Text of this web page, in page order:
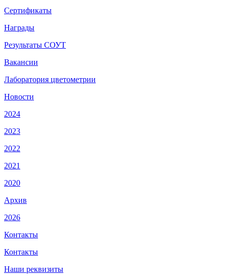
Сертификаты
Награды
Результаты СОУТ
Вакансии
Лаборатория цветометрии
Новости
2024
2023
2022
2021
2020
Архив
2026
Контакты
Контакты
Наши реквизиты